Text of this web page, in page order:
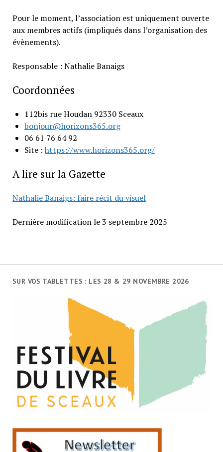
SUR VOS TABLETTES : LES 28 & 29 NOVEMBRE 2026
Pour le moment, l’association est uniquement ouverte
aux membres actifs (impliqués dans l’organisation des
évènements).
Responsable : Nathalie Banaigs
Coordonnées
112bis rue Houdan 92330 Sceaux
bonjour@horizons365.org
06 61 76 64 92
Site : https://www.horizons365.org/
A lire sur la Gazette
Nathalie Banaigs: faire récit du visuel
Dernière modification le 3 septembre 2025